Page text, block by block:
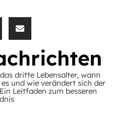
dritte Lebensalter, wann
und wie verändert sich der
Leitfaden zum besseren